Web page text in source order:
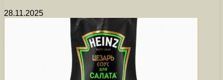
28.11.2025